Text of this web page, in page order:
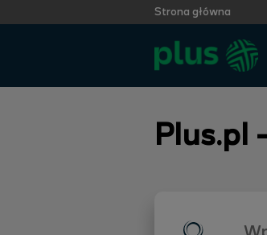
Strona główna
Plus.pl